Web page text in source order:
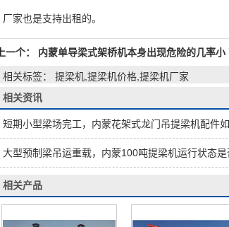
厂家也是支持出租的。
上一个： 内蒙单导梁式架桥机本身出现危险的几率小
相关标签： 提梁机,提梁机价格,提梁机厂家
相关资讯
短期小型梁场完工，内蒙花架式龙门吊提梁机配件如何
大型预制梁吊运重载，内蒙100吨提梁机运行状态是
相关产品